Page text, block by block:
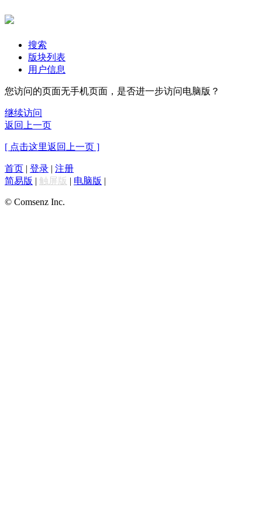
搜索
版块列表
用户信息
您访问的页面无手机页面，是否进一步访问电脑版？
继续访问
返回上一页
[ 点击这里返回上一页 ]
首页 | 登录 | 注册
简易版 | 触屏版 | 电脑版 |
© Comsenz Inc.